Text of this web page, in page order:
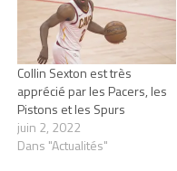
Collin Sexton est très
apprécié par les Pacers, les
Pistons et les Spurs
juin 2, 2022
Dans "Actualités"